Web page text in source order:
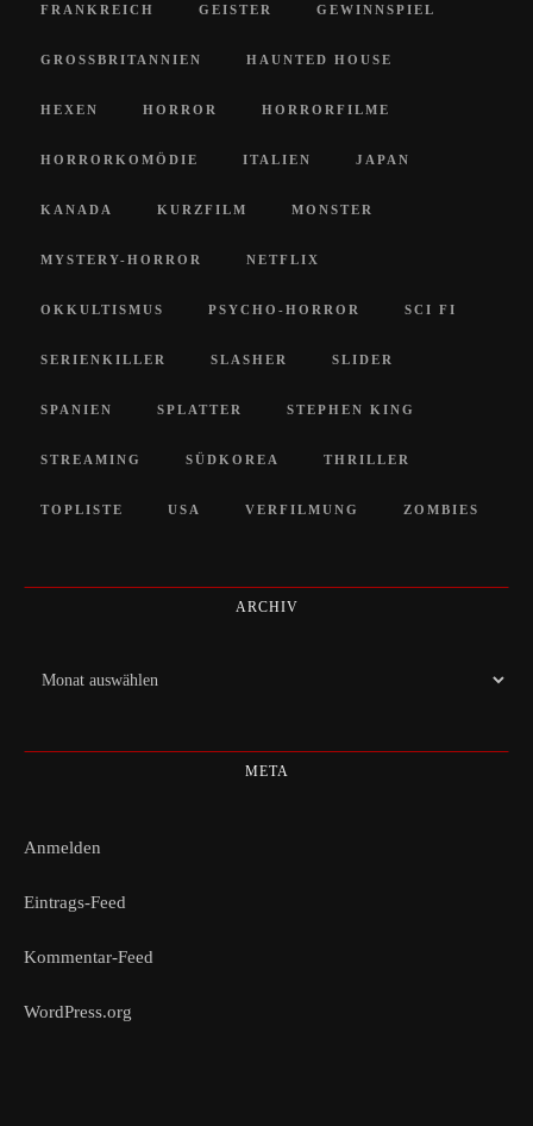
FRANKREICH GEISTER GEWINNSPIEL
GROSSBRITANNIEN HAUNTED HOUSE
HEXEN HORROR HORRORFILME
HORRORKOMÖDIE ITALIEN JAPAN
KANADA KURZFILM MONSTER
MYSTERY-HORROR NETFLIX
OKKULTISMUS PSYCHO-HORROR SCI FI
SERIENKILLER SLASHER SLIDER
SPANIEN SPLATTER STEPHEN KING
STREAMING SÜDKOREA THRILLER
TOPLISTE USA VERFILMUNG ZOMBIES
ARCHIV
Archiv
META
Anmelden
Eintrags-Feed
Kommentar-Feed
WordPress.org